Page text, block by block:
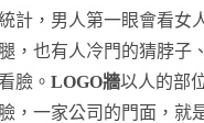
計，男人第一眼會看女
，也有人冷門的猜脖子
臉。LOGO牆以人的部
，一家公司的門面，就